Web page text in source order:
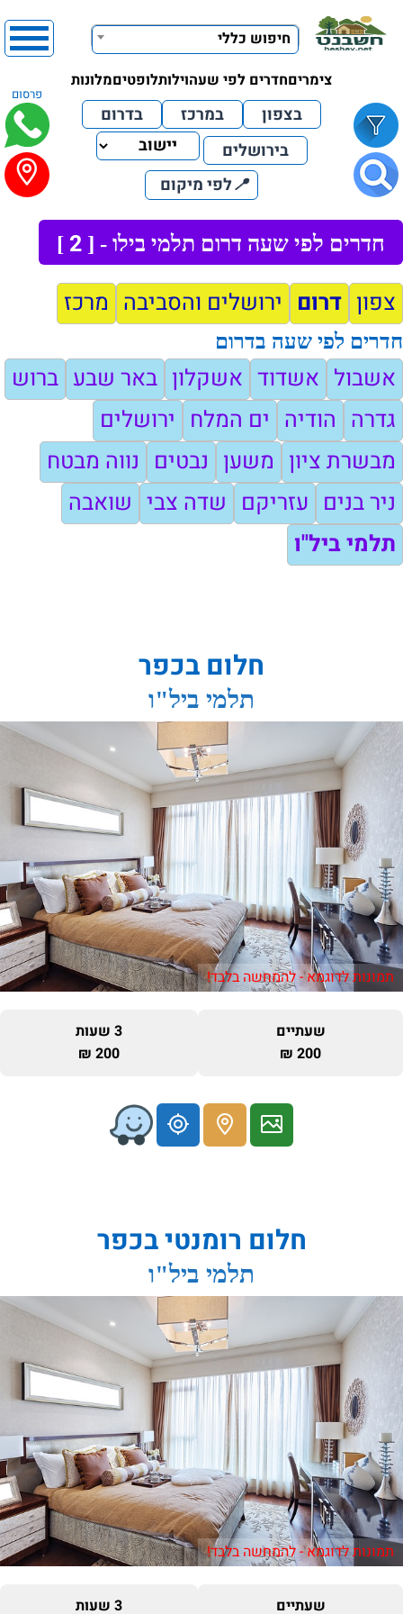
חיפוש כללי
צימריםחדרים לפי שעהוילותלופטיםמלונות
פרסום
בצפון במרכז
בדרום
בירושלים
📍לפי מיקום
חדרים לפי שעה דרום תלמי בילו - [ 2
]
צפון דרום ירושלים והסביבה מרכז
חדרים לפי שעה בדרום
אשבול אשדוד אשקלון באר שבע ברוש
גדרה הודיה ים המלח ירושלים
מבשרת ציון משען נבטים נווה מבטח
ניר בנים עזריקם שדה צבי שואבה
תלמי ביל"ו
חלום בכפר
תלמי ביל"ו
תמונות לדוגמא - להמחשה בלבד!
שעתיים
200 ₪
3 שעות
200 ₪
חלום רומנטי בכפר
תלמי ביל"ו
תמונות לדוגמא - להמחשה בלבד!
שעתיים 3 שעות